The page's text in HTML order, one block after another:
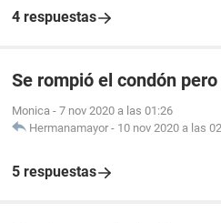
4 respuestas
Se rompió el condón
Monica - 7 nov 2020 a las 01:26
Hermanamayor - 10 nov 2020 a las
5 respuestas